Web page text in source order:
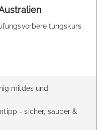
mildes und
- sicher, sauber &